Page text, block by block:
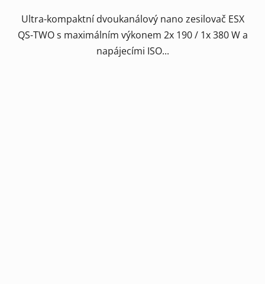
Ultra-kompaktní dvoukanálový nano zesilovač ESX
QS-TWO s maximálním výkonem 2x 190 / 1x 380 W a
napájecími ISO...